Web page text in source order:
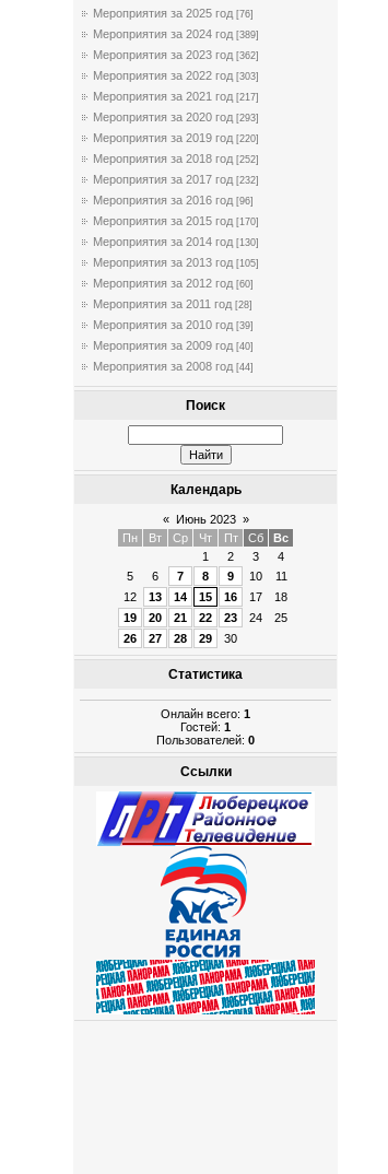
Мероприятия за 2025 год [76]
Мероприятия за 2024 год [389]
Мероприятия за 2023 год [362]
Мероприятия за 2022 год [303]
Мероприятия за 2021 год [217]
Мероприятия за 2020 год [293]
Мероприятия за 2019 год [220]
Мероприятия за 2018 год [252]
Мероприятия за 2017 год [232]
Мероприятия за 2016 год [96]
Мероприятия за 2015 год [170]
Мероприятия за 2014 год [130]
Мероприятия за 2013 год [105]
Мероприятия за 2012 год [60]
Мероприятия за 2011 год [28]
Мероприятия за 2010 год [39]
Мероприятия за 2009 год [40]
Мероприятия за 2008 год [44]
Поиск
Календарь
« Июнь 2023 »
Пн
Вт Ср Чт Пт Сб
Вс
1
2 3
4
5
6 7 8 9 10
11
12
13 14 15 16 17
18
19
20 21 22 23 24
25
26
27 28 29 30
Статистика
Онлайн всего:1
Гостей:1
Пользователей:0
Ссылки